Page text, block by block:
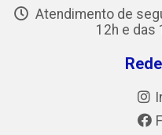
Atendimento de
12h e das